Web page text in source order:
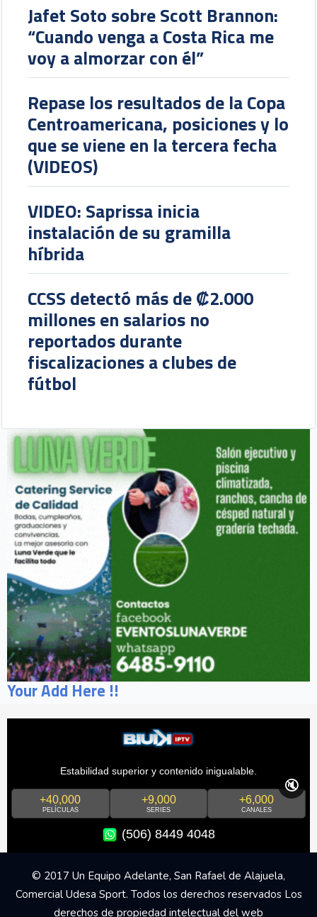
Jafet Soto sobre Scott Brannon:
“Cuando venga a Costa Rica me
voy a almorzar con él”
Repase los resultados de la Copa
Centroamericana, posiciones y lo
que se viene en la tercera fecha
(VIDEOS)
VIDEO: Saprissa inicia
instalación de su gramilla
híbrida
CCSS detectó más de ₡2.000
millones en salarios no
reportados durante
fiscalizaciones a clubes de
fútbol
Your Add Here !!
Estabilidad superior y contenido inigualable.
+40,000
PELÍCULAS
+9,000
SERIES
+6,000
CANALES
(506) 8449 4048
🔇
© 2017 Un Equipo Adelante, San Rafael de Alajuela,
Comercial Udesa Sport. Todos los derechos reservados Los
derechos de propiedad intelectual del web